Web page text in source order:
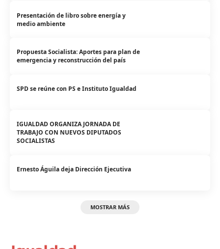
Presentación de libro sobre energía y
medio ambiente
Propuesta Socialista: Aportes para plan de
emergencia y reconstrucción del país
SPD se reúne con PS e Instituto Igualdad
IGUALDAD ORGANIZA JORNADA DE
TRABAJO CON NUEVOS DIPUTADOS
SOCIALISTAS
Ernesto Águila deja Dirección Ejecutiva
MOSTRAR MÁS